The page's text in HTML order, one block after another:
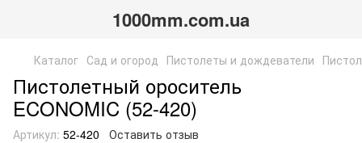
1000mm.com.ua
Каталог Сад и огород Пистолеты и дождеватели
Пистолетный ороситель
ECONOMIC (52-420)
Артикул: 52-420 Оставить отзыв